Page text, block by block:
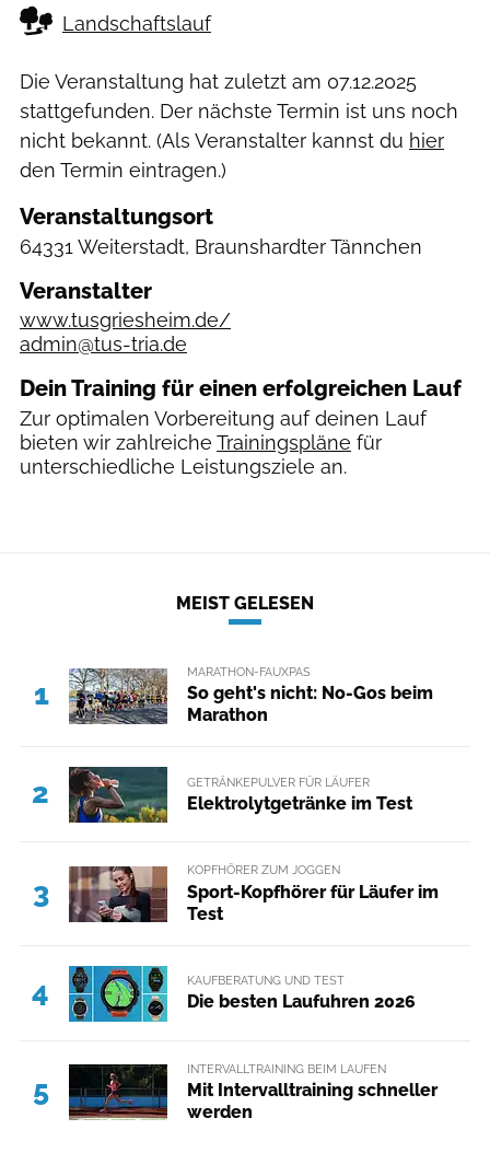
Landschaftslauf
Die Veranstaltung hat zuletzt am 07.12.2025
stattgefunden. Der nächste Termin ist uns noch
nicht bekannt. (Als Veranstalter kannst du hier
den Termin eintragen.)
Veranstaltungsort
64331 Weiterstadt, Braunshardter Tännchen
Veranstalter
www.tusgriesheim.de/
admin@tus-tria.de
Dein Training für einen erfolgreichen Lauf
Zur optimalen Vorbereitung auf deinen Lauf
bieten wir zahlreiche Trainingspläne für
unterschiedliche Leistungsziele an.
MEIST GELESEN
1
MARATHON-FAUXPAS
So geht's nicht: No-Gos beim
Marathon
2 GETRÄNKEPULVER FÜR LÄUFER
Elektrolytgetränke im Test
3
KOPFHÖRER ZUM JOGGEN
Sport-Kopfhörer für Läufer im
Test
4 KAUFBERATUNG UND TEST
Die besten Laufuhren 2026
5
INTERVALLTRAINING BEIM LAUFEN
Mit Intervalltraining schneller
werden